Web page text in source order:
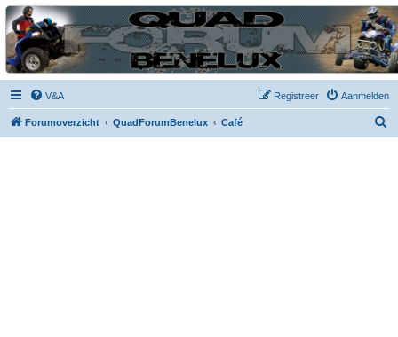
| QFB |
Hét quadforum van de Benelux
V&A Aanmelden
Registreer
Forumoverzicht QuadForumBenelux Café